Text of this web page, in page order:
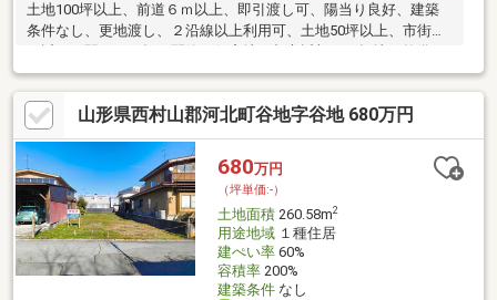
土地100坪以上、前道６ｍ以上、即引渡し可、陽当り良好、建築
条件なし、更地渡し、２沿線以上利用可、土地50坪以上、市街地
れた歩道
山形県西村山郡河北町谷地字谷地 680万円
680万円
（坪単価:-）
土地面積260.58m2
用途地域１種住居
建ぺい率60%
容積率200%
建築条件なし